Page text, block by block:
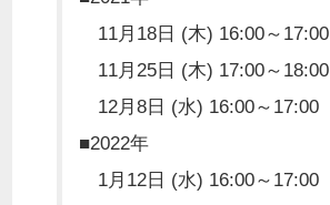
11月18日 (木) 16:00～17:00
11月25日 (木) 17:00～18:00
12月8日 (水) 16:00～17:00
■2022年
1月12日 (水) 16:00～17:00